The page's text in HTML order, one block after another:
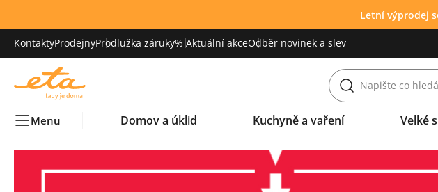
Letní výprodej
KontaktyProdejnyProdlužka záruky% Aktuální akceOdběr novinek a slev
Menu Domov a úklid Kuchyně a vaření Velké